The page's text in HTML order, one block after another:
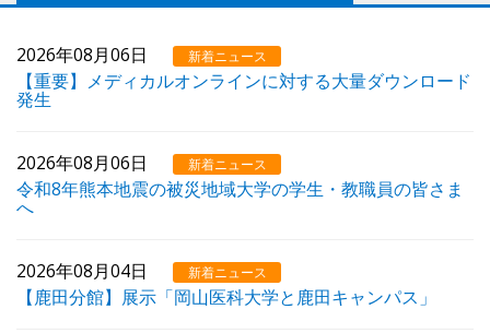
2026年08月06日
新着ニュース
【重要】メディカルオンラインに対する大量ダウンロード
発生
2026年08月06日 新着ニュース
令和8年熊本地震の被災地域大学の学生・教職員の皆さま
へ
2026年08月04日 新着ニュース
【鹿田分館】展示「岡山医科大学と鹿田キャンパス」